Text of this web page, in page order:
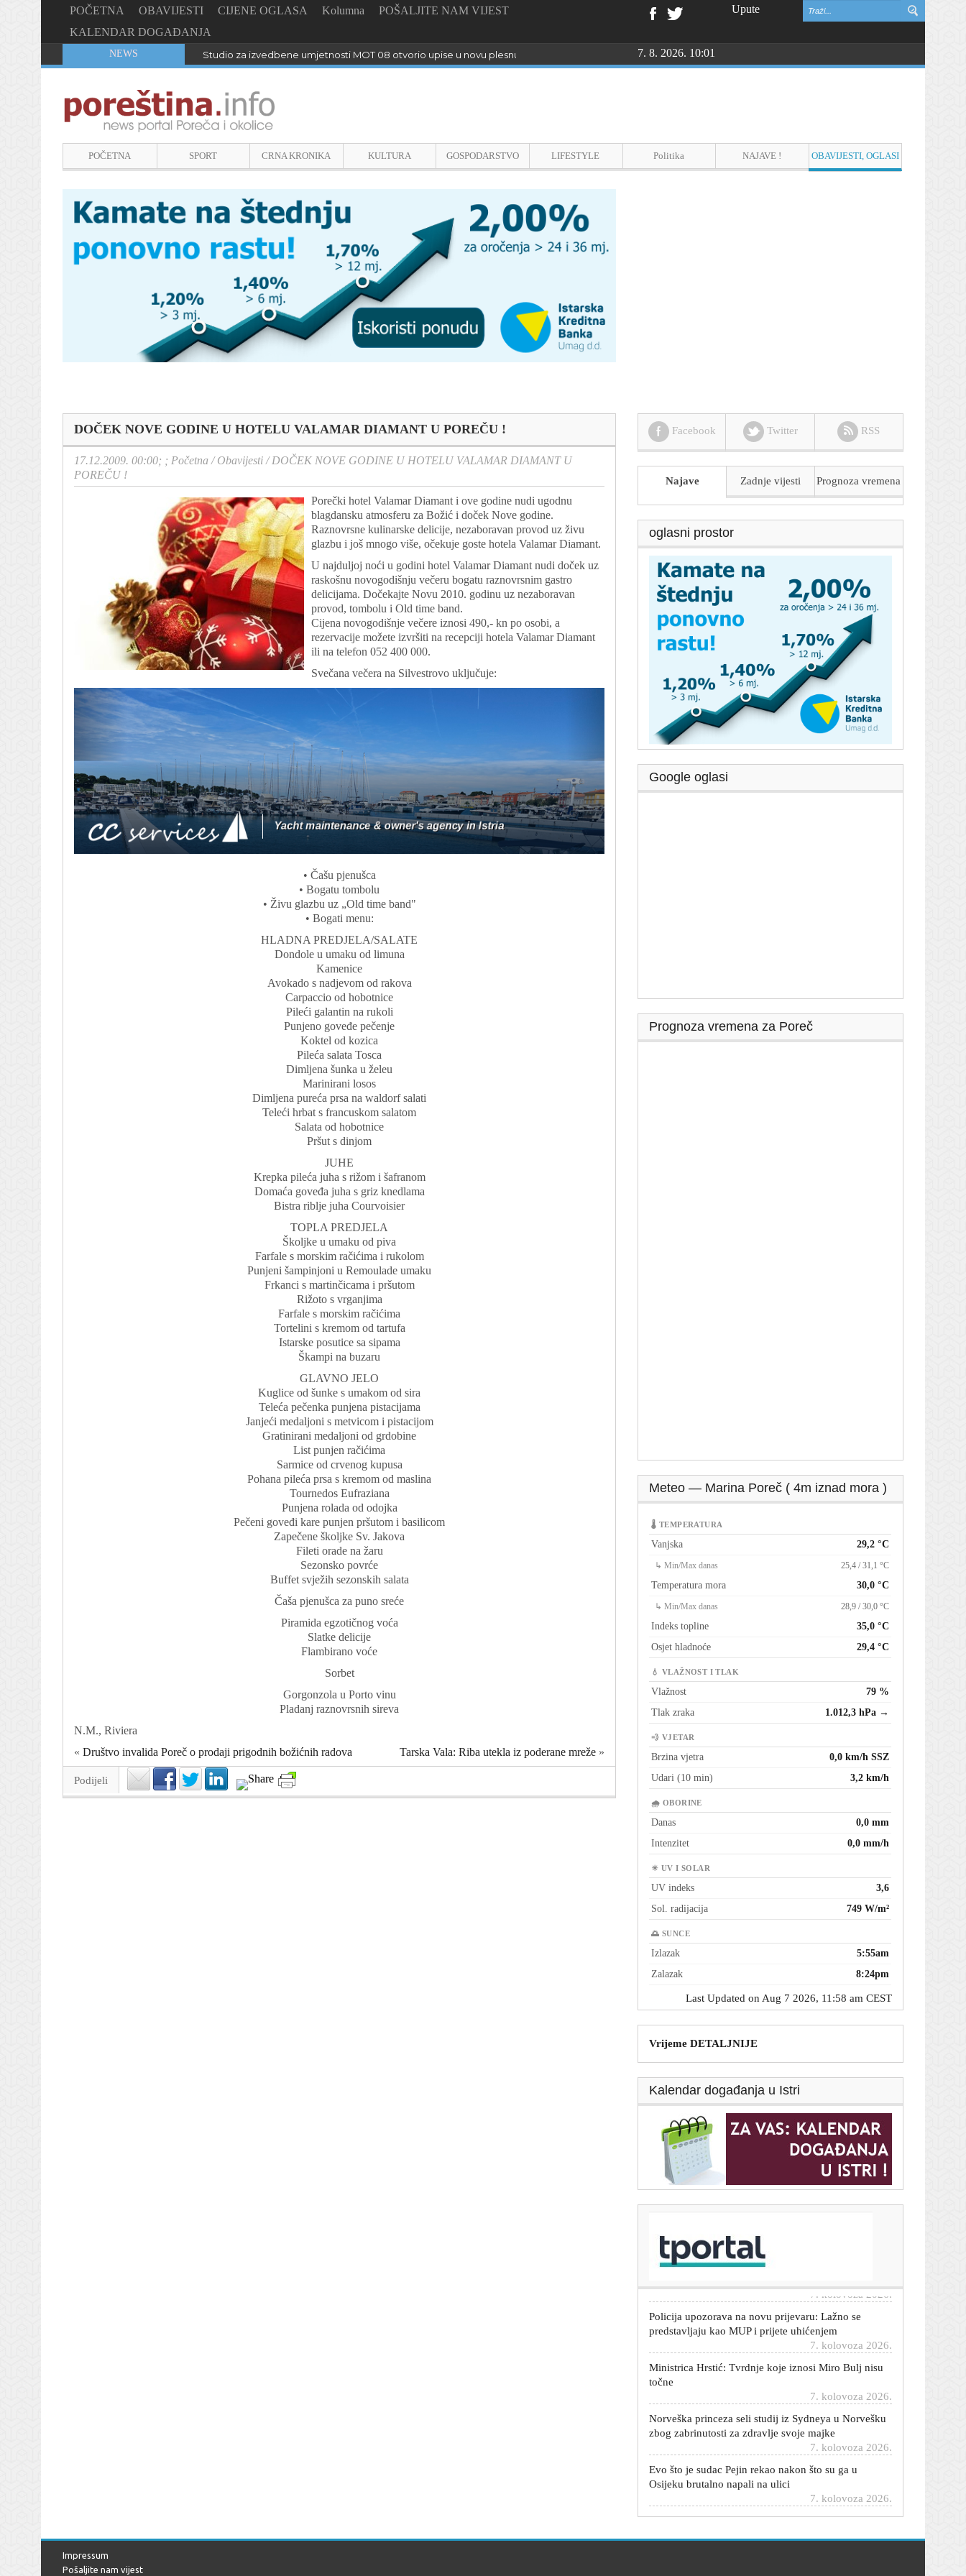
POČETNA OBAVIJESTI CIJENE OGLASA Kolumna
POŠALJITE NAM VIJEST
KALENDAR DOGAĐANJA
Upute
NEWS Studio za izvedbene umjetnosti MOT 08 otvorio upise u novu plesnu sezonu 7. 8. 2026. 10:01
POČETNA SPORT CRNA KRONIKA KULTURA GOSPODARSTVO LIFESTYLE Politika NAJAVE ! OBAVIJESTI, OGLASI
DOČEK NOVE GODINE U HOTELU VALAMAR DIAMANT U POREČU !
17.12.2009. 00:00; ; Početna /Obavijesti /DOČEK NOVE GODINE U HOTELU VALAMAR DIAMANT U
POREČU !
Porečki hotel Valamar Diamant i ove godine nudi ugodnu
blagdansku atmosferu za Božić i doček Nove godine.
Raznovrsne kulinarske delicije, nezaboravan provod uz živu
glazbu i još mnogo više, očekuje goste hotela Valamar Diamant.
U najduljoj noći u godini hotel Valamar Diamant nudi doček uz
raskošnu novogodišnju večeru bogatu raznovrsnim gastro
delicijama. Dočekajte Novu 2010. godinu uz nezaboravan
provod, tombolu i Old time band.
Cijena novogodišnje večere iznosi 490,- kn po osobi, a
rezervacije možete izvršiti na recepciji hotela Valamar Diamant
ili na telefon 052 400 000.
Svečana večera na Silvestrovo uključuje:
• Čašu pjenušca
• Bogatu tombolu
• Živu glazbu uz „Old time band"
• Bogati menu:
HLADNA PREDJELA/SALATE
Dondole u umaku od limuna
Kamenice
Avokado s nadjevom od rakova
Carpaccio od hobotnice
Pileći galantin na rukoli
Punjeno goveđe pečenje
Koktel od kozica
Pileća salata Tosca
Dimljena šunka u želeu
Marinirani losos
Dimljena pureća prsa na waldorf salati
Teleći hrbat s francuskom salatom
Salata od hobotnice
Pršut s dinjom
JUHE
Krepka pileća juha s rižom i šafranom
Domaća goveđa juha s griz knedlama
Bistra riblje juha Courvoisier
TOPLA PREDJELA
Školjke u umaku od piva
Farfale s morskim račićima i rukolom
Punjeni šampinjoni u Remoulade umaku
Frkanci s martinčicama i pršutom
Rižoto s vrganjima
Farfale s morskim račićima
Tortelini s kremom od tartufa
Istarske posutice sa sipama
Škampi na buzaru
GLAVNO JELO
Kuglice od šunke s umakom od sira
Teleća pečenka punjena pistacijama
Janjeći medaljoni s metvicom i pistacijom
Gratinirani medaljoni od grdobine
List punjen račićima
Sarmice od crvenog kupusa
Pohana pileća prsa s kremom od maslina
Tournedos Eufraziana
Punjena rolada od odojka
Pečeni goveđi kare punjen pršutom i basilicom
Zapečene školjke Sv. Jakova
Fileti orade na žaru
Sezonsko povrće
Buffet svježih sezonskih salata
Čaša pjenušca za puno sreće
Piramida egzotičnog voća
Slatke delicije
Flambirano voće
Sorbet
Gorgonzola u Porto vinu
Pladanj raznovrsnih sireva
N.M., Riviera
« Društvo invalida Poreč o prodaji prigodnih božićnih radova Tarska Vala: Riba utekla iz poderane mreže »
Podijeli
Facebook Twitter RSS
Najave Zadnje vijesti Prognoza vremena
oglasni prostor
Google oglasi
Prognoza vremena za Poreč
Meteo — Marina Poreč ( 4m iznad mora )
🌡 TEMPERATURA
Vanjska 29,2 °C
↳ Min/Max danas 25,4 / 31,1 °C
Temperatura mora 30,0 °C
↳ Min/Max danas 28,9 / 30,0 °C
Indeks topline
35,0 °C
Osjet hladnoće
29,4 °C
💧 VLAŽNOST I TLAK
Vlažnost
79 %
Tlak zraka
1.012,3 hPa →
💨 VJETAR
Brzina vjetra
0,0 km/h SSZ
Udari (10 min)
3,2 km/h
🌧 OBORINE
Danas
0,0 mm
Intenzitet
0,0 mm/h
☀ UV I SOLAR
UV indeks
3,6
Sol. radijacija
749 W/m²
🌅 SUNCE
Izlazak
5:55am
Zalazak
8:24pm
Last Updated on Aug 7 2026, 11:58 am CEST
Vrijeme DETALJNIJE
Kalendar događanja u Istri
Zahuktava se utrka za hrvatskog napadača: Gattuso
ga želi!
Policija upozorava na novu prijevaru: Lažno se
predstavljaju kao MUP i prijete uhićenjem
7. kolovoza 2026.
Ministrica Hrstić: Tvrdnje koje iznosi Miro Bulj nisu
točne
Norveška princeza seli studij iz Sydneya u Norvešku
zbog zabrinutosti za zdravlje svoje majke
7. kolovoza 2026.
Evo što je sudac Pejin rekao nakon što su ga u
Osijeku brutalno napali na ulici
Blanka Mateša privukla poglede u Opatiji: Ova
haljina nije mogla proći neopaženo
Impressum
Pošaljite nam vijest